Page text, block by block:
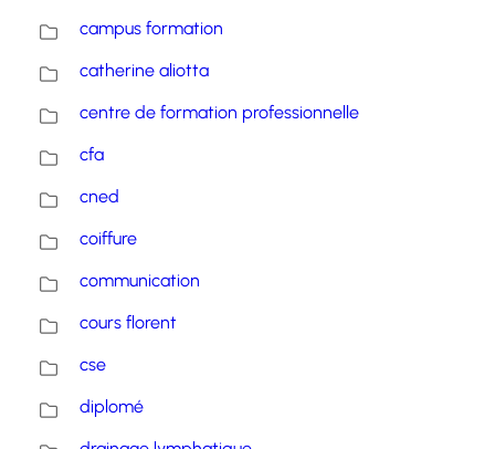
campus formation
catherine aliotta
centre de formation professionnelle
cfa
cned
coiffure
communication
cours florent
cse
diplomé